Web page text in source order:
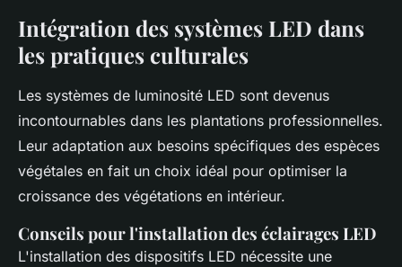
Intégration des systèmes LED dans
les pratiques culturales
Les systèmes de luminosité LED sont devenus
incontournables dans les plantations professionnelles.
Leur adaptation aux besoins spécifiques des espèces
végétales en fait un choix idéal pour optimiser la
croissance des végétations en intérieur.
Conseils pour l'installation des éclairages LED
L'installation des dispositifs LED nécessite une